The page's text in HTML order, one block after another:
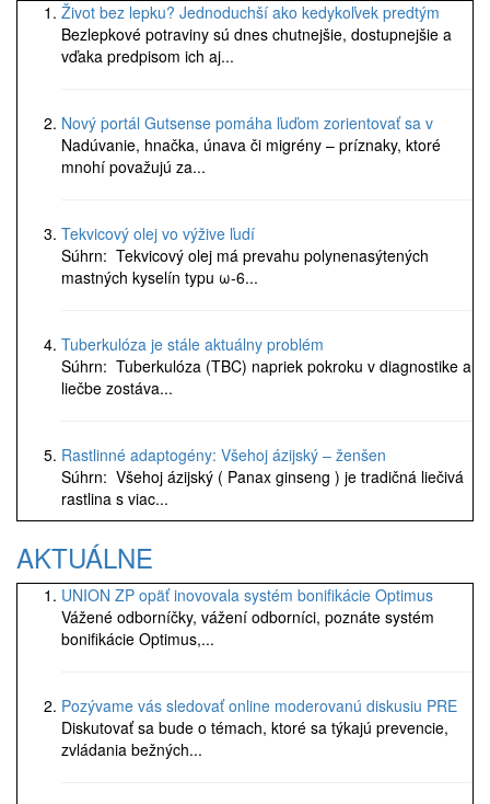
Život bez lepku? Jednoduchší ako kedykoľvek predtým
Bezlepkové potraviny sú dnes chutnejšie, dostupnejšie a
vďaka predpisom ich aj...
Nový portál Gutsense pomáha ľuďom zorientovať sa v
Nadúvanie, hnačka, únava či migrény – príznaky, ktoré
mnohí považujú za...
Tekvicový olej vo výžive ľudí
Súhrn: Tekvicový olej má prevahu polynenasýtených
mastných kyselín typu ω-6...
Tuberkulóza je stále aktuálny problém
Súhrn: Tuberkulóza (TBC) napriek pokroku v diagnostike a
liečbe zostáva...
Rastlinné adaptogény: Všehoj ázijský – ženšen
Súhrn: Všehoj ázijský ( Panax ginseng ) je tradičná liečivá
rastlina s viac...
AKTUÁLNE
UNION ZP opäť inovovala systém bonifikácie Optimus
Vážené odborníčky, vážení odborníci, poznáte systém
bonifikácie Optimus,...
Pozývame vás sledovať online moderovanú diskusiu PRE
Diskutovať sa bude o témach, ktoré sa týkajú prevencie,
zvládania bežných...